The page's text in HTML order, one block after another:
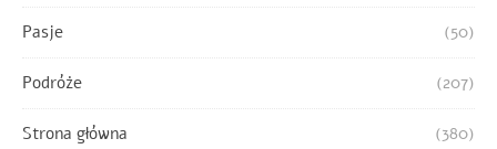
Pasje (50)
Podróże (207)
Strona główna (380)